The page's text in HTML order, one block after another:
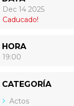
Dec 14 2025
Caducado!
HORA
19:00
CATEGORÍA
Actos